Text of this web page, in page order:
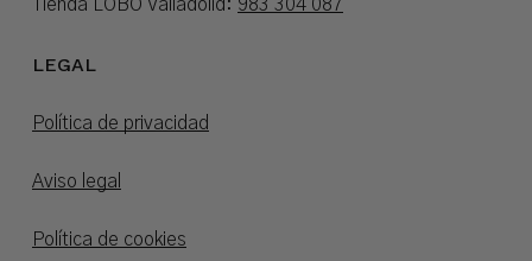
Tienda LOBO Valladolid: 983 304 087
LEGAL
Política de privacidad
Aviso legal
Política de cookies